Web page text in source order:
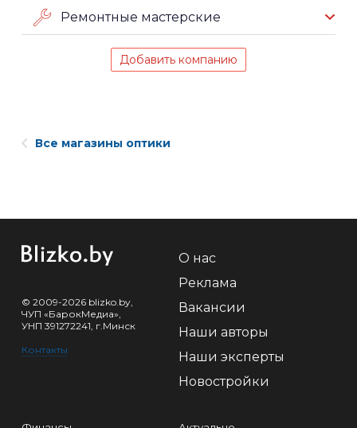
Ремонтные мастерские
Добавить компанию
Все магазины оптики
© 2009-2026 blizko.by,
ЧУП «БарокМедиа»,
УНП 391272241, г.Минск
Контакты
О нас
Реклама
Вакансии
Наши авторы
Наши эксперты
Новостройки